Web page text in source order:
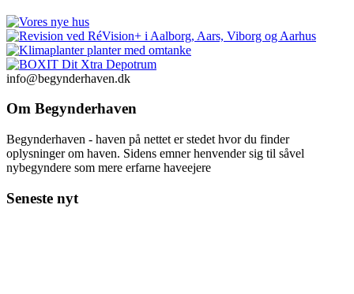
info@begynderhaven.dk
Om Begynderhaven
Begynderhaven - haven på nettet er stedet hvor du finder
oplysninger om haven. Sidens emner henvender sig til såvel
nybegyndere som mere erfarne haveejere
Seneste nyt